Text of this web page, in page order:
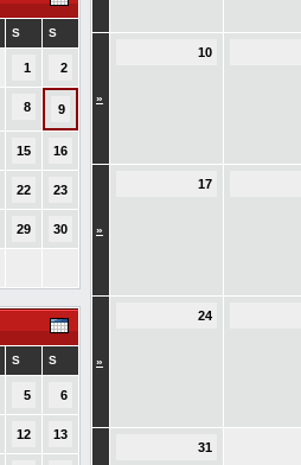
S S
1 2
8 9
15 16
22 23
29 30
S S
5 6
12 13
»
10
»
17
»
24
31